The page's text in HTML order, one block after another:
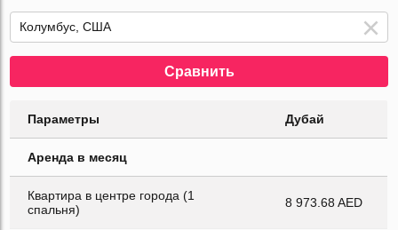
Сравнить
Параметры Дубай
Аренда в месяц
Квартира в центре города (1
спальня)
8 973.68 AED